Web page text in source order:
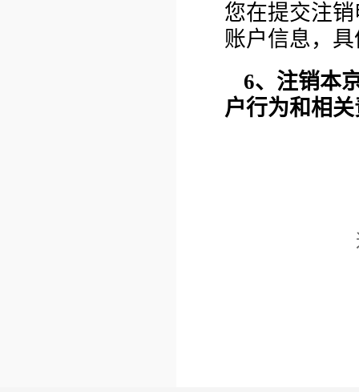
您在提交注
账户信息，
6、注销本
户行为和相